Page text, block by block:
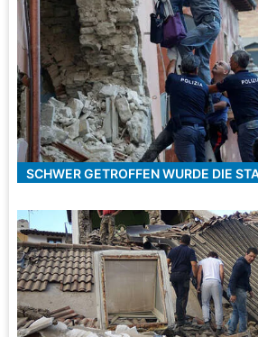
SCHWER GETROFFEN WURDE DIE